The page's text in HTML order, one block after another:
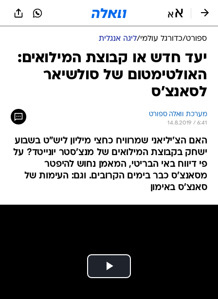
ספורט/כדורגל עולמי/ליגה אנגלית
יעד חדש או קבוצת המילואים:
האולטימטום של סולשיאר
לסאנצ'ס
מערכת וואלה ספורט
14.8.2019 / 6:41
האם הצ'יליאני שמרוויח כחצי מיליון ליש"ט בשבוע
ישחק בקבוצת המילואים של מנצ'סטר יונייטד? על
פי דיווח באי הבריטי, המאמן נחוש להיפטר
מסאנצ'ס כבר בימים הקרובים. וגם: העימות של
סאנצ'ס באימון